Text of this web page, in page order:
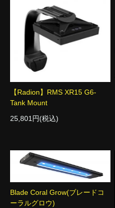
【Radion】RMS XR15 G6-
Tank Mount
25,801円(税込)
Blade Coral Grow(ブレードコ
ーラルグロウ)